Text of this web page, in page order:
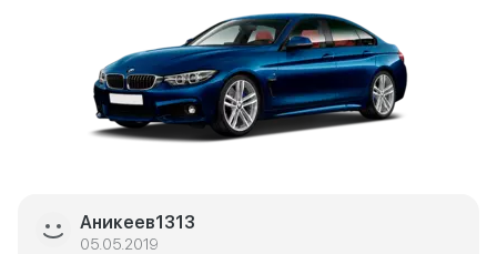
Аникеев1313
05.05.2019